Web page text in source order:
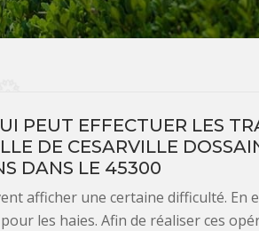
PEUT EFFECTUER LES
DE CESARVILLE
DANS LE 45300
afficher une certaine difficulté. En
les haies. Afin de réaliser ces